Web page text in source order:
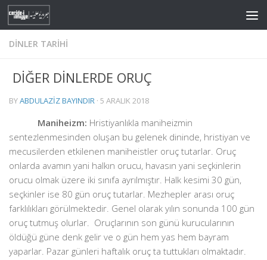
Skip to content
DINLER TARIHI
DİĞER DİNLERDE ORUÇ
BYABDULAZIZ BAYINDIR · 5 ARALIK 2018
Maniheizm: Hristiyanlıkla maniheizmin
sentezlenmesinden oluşan bu gelenek dininde, hristiyan ve
mecusilerden etkilenen maniheistler oruç tutarlar. Oruç
onlarda avamın yani halkın orucu, havasın yani seçkinlerin
orucu olmak üzere iki sınıfa ayrılmıştır. Halk kesimi 30 gün,
seçkinler ise 80 gün oruç tutarlar. Mezhepler arası oruç
farklılıkları görülmektedir. Genel olarak yılın sonunda 100 gün
oruç tutmuş olurlar. Oruçlarının son günü kurucularının
öldüğü güne denk gelir ve o gün hem yas hem bayram
yaparlar. Pazar günleri haftalık oruç ta tuttukları olmaktadır.